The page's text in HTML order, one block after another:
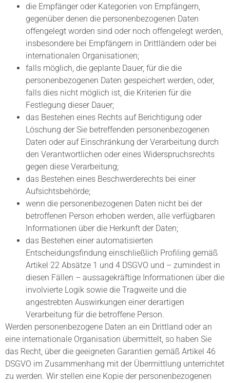
die Empfänger oder Kategorien von Empfängern,
gegenüber denen die personenbezogenen Daten
offengelegt worden sind oder noch offengelegt werden,
insbesondere bei Empfängern in Drittländern oder bei
internationalen Organisationen;
falls möglich, die geplante Dauer, für die die
personenbezogenen Daten gespeichert werden, oder,
falls dies nicht möglich ist, die Kriterien für die
Festlegung dieser Dauer;
das Bestehen eines Rechts auf Berichtigung oder
Löschung der Sie betreffenden personenbezogenen
Daten oder auf Einschränkung der Verarbeitung durch
den Verantwortlichen oder eines Widerspruchsrechts
gegen diese Verarbeitung;
das Bestehen eines Beschwerderechts bei einer
Aufsichtsbehörde;
wenn die personenbezogenen Daten nicht bei der
betroffenen Person erhoben werden, alle verfügbaren
Informationen über die Herkunft der Daten;
das Bestehen einer automatisierten
Entscheidungsfindung einschließlich Profiling gemäß
Artikel 22 Absätze 1 und 4 DSGVO und – zumindest in
diesen Fällen – aussagekräftige Informationen über die
involvierte Logik sowie die Tragweite und die
angestrebten Auswirkungen einer derartigen
Verarbeitung für die betroffene Person.
Werden personenbezogene Daten an ein Drittland oder an
eine internationale Organisation übermittelt, so haben Sie
das Recht, über die geeigneten Garantien gemäß Artikel 46
DSGVO im Zusammenhang mit der Übermittlung unterrichtet
zu werden. Wir stellen eine Kopie der personenbezogenen